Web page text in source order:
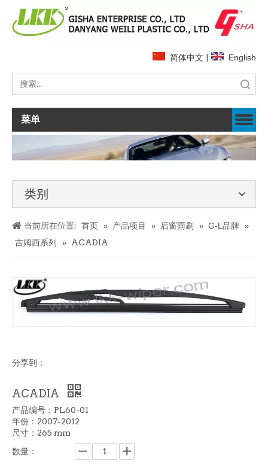
简体中文 | English
菜单
类别
当前所在位置: 首页 » 产品项目 » 后窗雨刷 » G-L品牌
»
吉姆西系列
» ACADIA
分享到：
ACADIA
产品编号：PL60-01
年份：2007-2012
尺寸：265 mm
数量：